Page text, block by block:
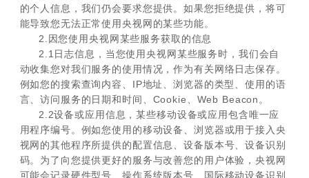
的个人信息，我们仍会要求您提供。如果您拒绝提供，将可
能导致您无法正常使用央视网的某些功能。
2.因您使用央视网某些服务获取的信息
2.1日志信息，当您使用央视网某些服务时，我们会自
动收集您对我们服务的使用情况，作为有关网络日志保存。
例如您的搜索查询内容、IP地址、浏览器的类型、使用的语
言、访问服务的日期和时间、Cookie、Web Beacon。
2.2设备或应用信息，某些移动设备或应用包含唯一应
用程序编号。例如您使用的移动设备、浏览器或用于接入央
视网的其他程序所提供的配置信息、设备版本号、设备识别
码。为了向您提供更好的服务与改善您的用户体验，央视网
可能会记录硬件型号、操作系统版本号、国际移动设备识别